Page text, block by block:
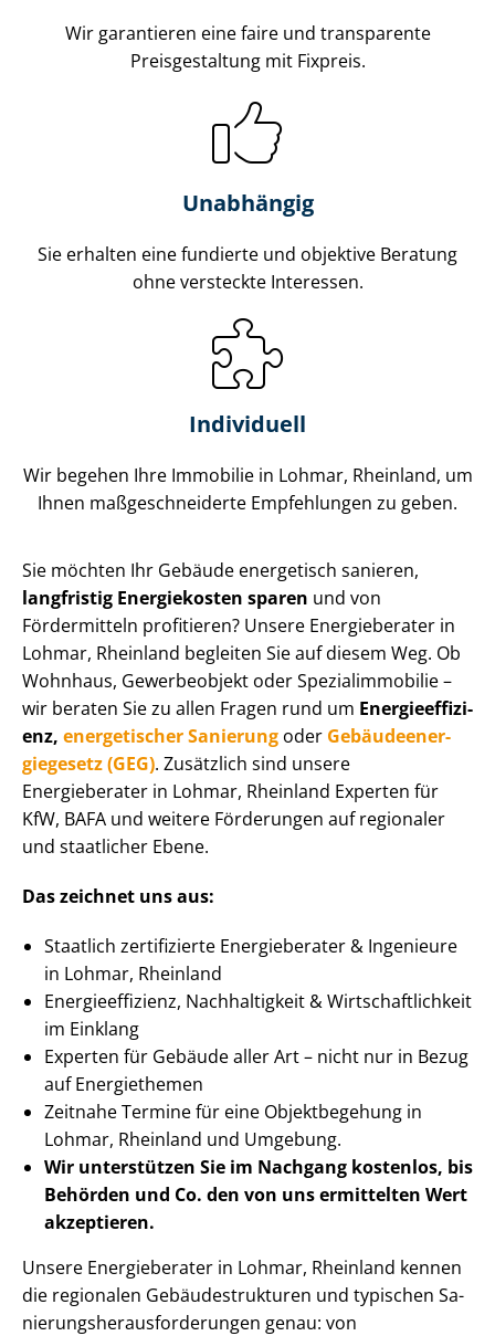
Wir garantieren eine faire und transparente
Preisgestaltung mit Fixpreis.
Unabhängig
Sie erhalten eine fundierte und objektive Beratung
ohne versteckte Interessen.
Individuell
Wir begehen Ihre Immobilie in Lohmar, Rheinland, um
Ihnen maß­ge­schnei­der­te Empfehlungen zu geben.
Sie möchten Ihr Gebäude energetisch sanieren,
langfristig Energiekosten sparen und von
Fördermitteln profitieren? Unsere Energieberater in
Lohmar, Rheinland begleiten Sie auf diesem Weg. Ob
Wohnhaus, Gewerbeobjekt oder Spe­zi­al­im­mo­bi­lie –
wir beraten Sie zu allen Fragen rund um En­er­gie­ef­fi­zi­
enz, energetischer Sanierung oder Ge­bäu­de­en­er­
gie­ge­setz (GEG). Zusätzlich sind unsere
Energieberater in Lohmar, Rheinland Experten für
KfW, BAFA und weitere Förderungen auf regionaler
und staatlicher Ebene.
Das zeichnet uns aus:
Staatlich zertifizierte Energieberater & Ingenieure
in Lohmar, Rheinland
En­er­gie­ef­fi­zi­enz, Nachhaltigkeit & Wirt­schaft­lich­keit
im Einklang
Experten für Gebäude aller Art – nicht nur in Bezug
auf Energiethemen
Zeitnahe Termine für eine Objektbegehung in
Lohmar, Rheinland und Umgebung.
Wir unterstützen Sie im Nachgang kostenlos, bis
Behörden und Co. den von uns ermittelten Wert
akzeptieren.
Unsere Energieberater in Lohmar, Rheinland kennen
die regionalen Ge­bäu­de­struk­tu­ren und typischen Sa­
nie­rungs­her­aus­for­de­run­gen genau: von